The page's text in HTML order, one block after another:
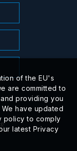
。
of the EU's
are committed to
providing you
have updated
policy to comply
latest Privacy